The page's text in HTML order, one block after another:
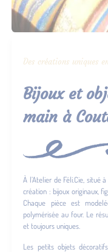
Des créations uniques
Bijoux et
main à
À l’Atelier de Féli.Cie, situé
création : bijoux originaux,
Chaque pièce est
polymérisée au four. Le
et toujours uniques.
Les petits objets